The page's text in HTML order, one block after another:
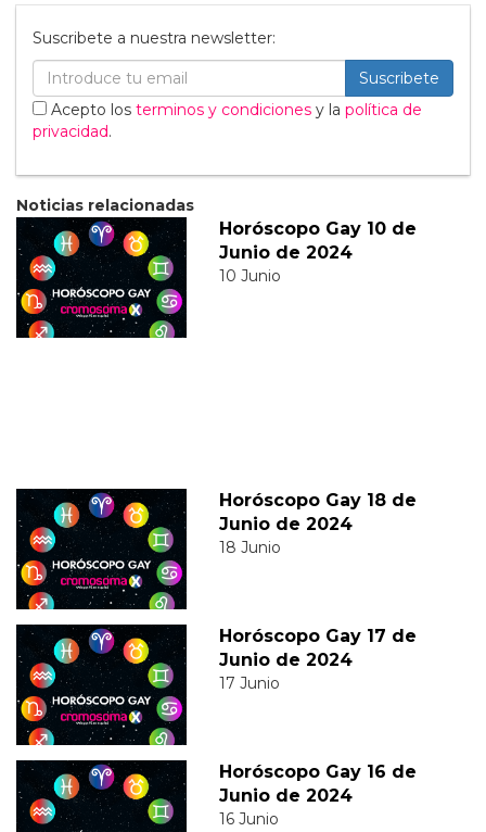
Suscribete a nuestra newsletter:
Suscribete
Acepto los terminos y condiciones y la política de
privacidad.
Noticias relacionadas
Horóscopo Gay 10 de
Junio de 2024
10 Junio
Horóscopo Gay 18 de
Junio de 2024
18 Junio
Horóscopo Gay 17 de
Junio de 2024
17 Junio
Horóscopo Gay 16 de
Junio de 2024
16 Junio